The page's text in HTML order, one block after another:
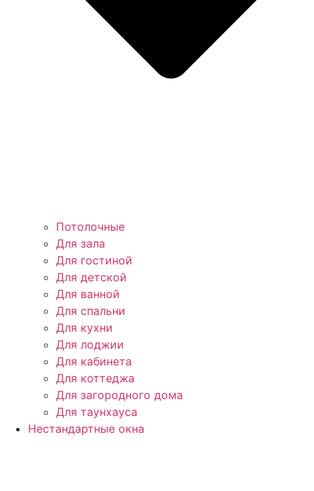
Потолочные
Для зала
Для гостиной
Для детской
Для ванной
Для спальни
Для кухни
Для лоджии
Для кабинета
Для коттеджа
Для загородного дома
Для таунхауса
Нестандартные окна